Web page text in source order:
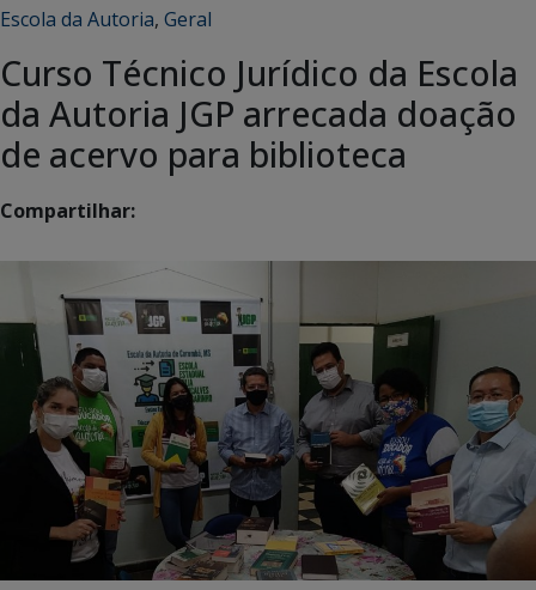
Escola da Autoria, Geral
Curso Técnico Jurídico da Escola
da Autoria JGP arrecada doação
de acervo para biblioteca
Compartilhar: